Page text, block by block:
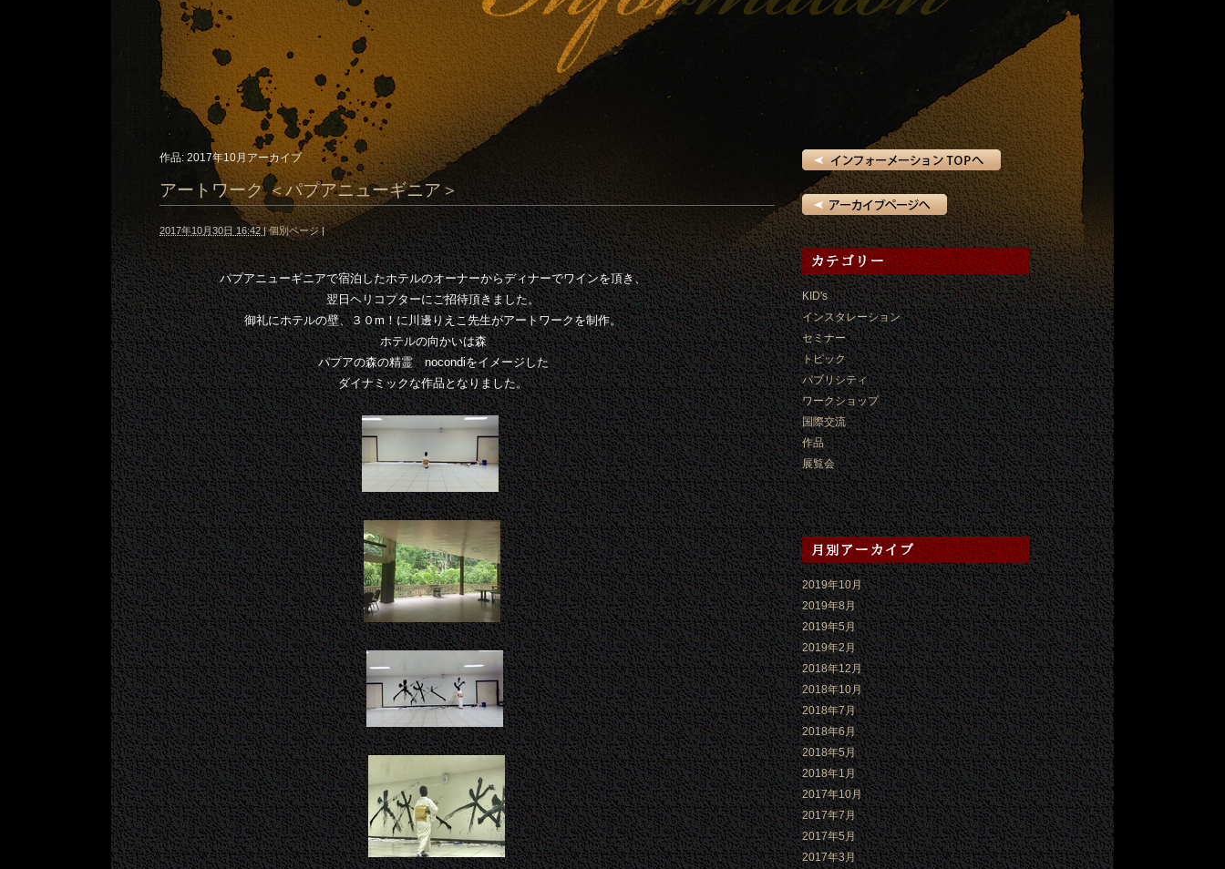
作品: 2017年10月アーカイブ
アートワーク ＜パプアニューギニア＞
2017年10月30日 16:42| 個別ページ |
パプアニューギニアで宿泊したホテルのオーナーからディナーでワインを頂き、
翌日ヘリコプターにご招待頂きました。
御礼にホテルの壁、３０m！に川邊りえこ先生がアートワークを制作。
ホテルの向かいは森
パプアの森の精霊 nocondiをイメージした
ダイナミックな作品となりました。
KID's
インスタレーション
セミナー
トピック
パブリシティ
ワークショップ
国際交流
作品
展覧会
2019年10月
2019年8月
2019年5月
2019年2月
2018年12月
2018年10月
2018年7月
2018年6月
2018年5月
2018年1月
2017年10月
2017年7月
2017年5月
2017年3月